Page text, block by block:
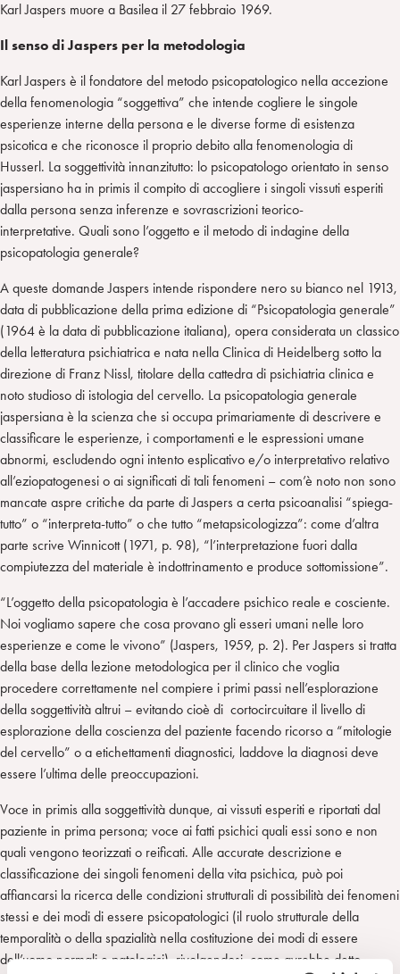
Karl Jaspers muore a Basilea il 27 febbraio 1969.
Il senso di Jaspers per la metodologia
Karl Jaspers è il fondatore del metodo psicopatologico nella accezione
della fenomenologia “soggettiva” che intende cogliere le singole
esperienze interne della persona e le diverse forme di esistenza
psicotica e che riconosce il proprio debito alla fenomenologia di
Husserl. La soggettività innanzitutto: lo psicopatologo orientato in senso
jaspersiano ha in primis il compito di accogliere i singoli vissuti esperiti
dalla persona senza inferenze e sovrascrizioni teorico-
interpretative. Quali sono l’oggetto e il metodo di indagine della
psicopatologia generale?
A queste domande Jaspers intende rispondere nero su bianco nel 1913,
data di pubblicazione della prima edizione di “Psicopatologia generale”
(1964 è la data di pubblicazione italiana), opera considerata un classico
della letteratura psichiatrica e nata nella Clinica di Heidelberg sotto la
direzione di Franz Nissl, titolare della cattedra di psichiatria clinica e
noto studioso di istologia del cervello. La psicopatologia generale
jaspersiana è la scienza che si occupa primariamente di descrivere e
classificare le esperienze, i comportamenti e le espressioni umane
abnormi, escludendo ogni intento esplicativo e/o interpretativo relativo
all’eziopatogenesi o ai significati di tali fenomeni – com’è noto non sono
mancate aspre critiche da parte di Jaspers a certa psicoanalisi “spiega-
tutto” o “interpreta-tutto” o che tutto “metapsicologizza”: come d’altra
parte scrive Winnicott (1971, p. 98), “l’interpretazione fuori dalla
compiutezza del materiale è indottrinamento e produce sottomissione”.
“L’oggetto della psicopatologia è l’accadere psichico reale e cosciente.
Noi vogliamo sapere che cosa provano gli esseri umani nelle loro
esperienze e come le vivono” (Jaspers, 1959, p. 2). Per Jaspers si tratta
della base della lezione metodologica per il clinico che voglia
procedere correttamente nel compiere i primi passi nell’esplorazione
della soggettività altrui – evitando cioè di cortocircuitare il livello di
esplorazione della coscienza del paziente facendo ricorso a “mitologie
del cervello” o a etichettamenti diagnostici, laddove la diagnosi deve
essere l’ultima delle preoccupazioni.
Voce in primis alla soggettività dunque, ai vissuti esperiti e riportati dal
paziente in prima persona; voce ai fatti psichici quali essi sono e non
quali vengono teorizzati o reificati. Alle accurate descrizione e
classificazione dei singoli fenomeni della vita psichica, può poi
affiancarsi la ricerca delle condizioni strutturali di possibilità dei fenomeni
stessi e dei modi di essere psicopatologici (il ruolo strutturale della
temporalità o della spazialità nella costituzione dei modi di essere
dell’uomo normali e patologici), rivolgendosi, come avrebbe detto